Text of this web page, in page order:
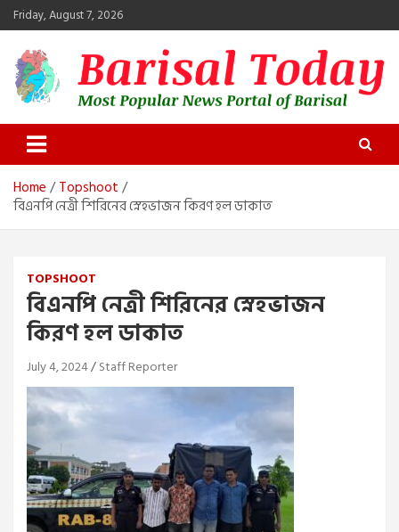
Skip
to
content
Friday, August 7, 2026
Barisal Today
The Most Popular News Portal in Barisal
Home
Topshoot
বিএনপি নেত্রী শিরিনের স্নেহভাজন কিরণ হল ডাকাত
TOPSHOOT
বিএনপি নেত্রী শিরিনের স্নেহভাজন
কিরণ হল ডাকাত
July 4, 2024 Staff Reporter